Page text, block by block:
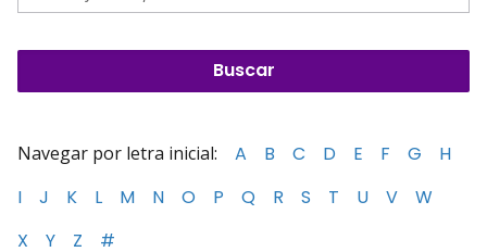
Navegar por letra inicial: A B C D E F G
H
I
J K L M N O P Q R S T U V
W
X
Y Z #